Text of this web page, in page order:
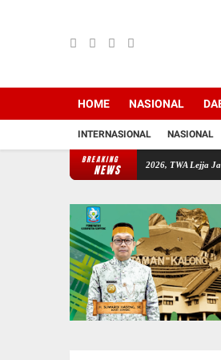
HOME NASIONAL
INTERNASIONAL NASIONAL
BREAKING
NEWS
Persiapan HKAN 2026, TWA Lejja Jadi Tuan Rumah